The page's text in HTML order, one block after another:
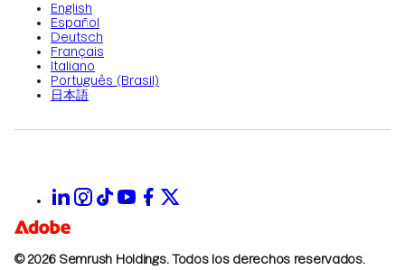
English
Español
Deutsch
Français
Italiano
Português (Brasil)
日本語
© 2026 Semrush Holdings. Todos los derechos reservados.